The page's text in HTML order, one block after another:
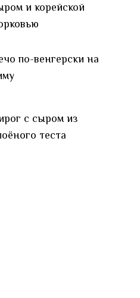
и корейской
по-венгерски на
с сыром из
теста